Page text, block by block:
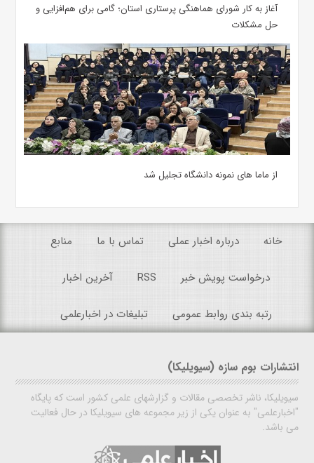
آغاز به کار شورای هماهنگی پرستاری استان؛ گامی برای هم‌افزایی و
حل مشکلات
از ماما های نمونه دانشگاه تجلیل شد
خانه درباره اخبار عملی تماس با ما منابع
درخواست پویش خبر RSS آخرین اخبار
رتبه بندی روابط عمومی تبلیغات در اخبارعلمی
انتشارات بوم سازه (سیویلیکا)
سیویلیکا، ناشر تخصصی مقالات و گزارشهای علمی کشور است که پایگاه
"اخبارعلمی" به عنوان یکی از زیر مجموعه های سیویلیکا در حال فعالیت
می باشد.